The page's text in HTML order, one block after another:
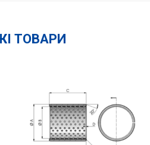
ТОВАРИ